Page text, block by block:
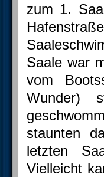
zum 1.
Saale war
vom
Wunder)
staunten
letzten
Vielleicht